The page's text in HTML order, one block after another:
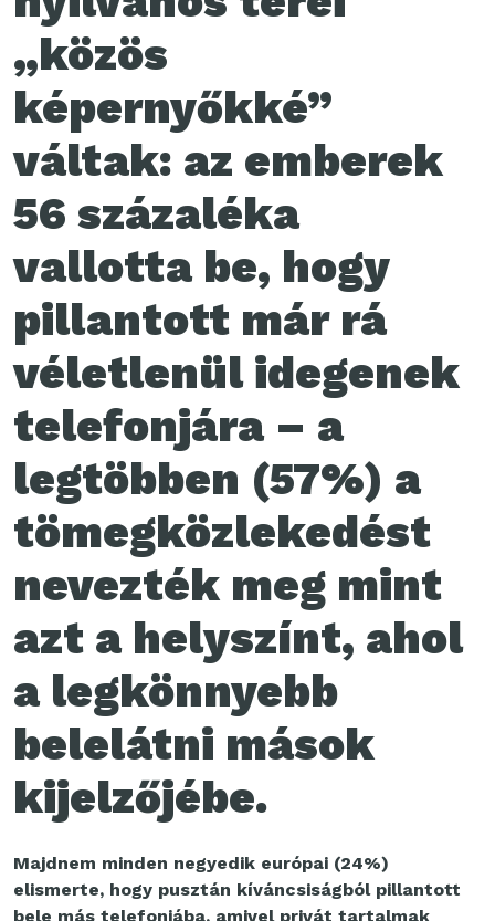
„közös
képernyőkké”
váltak: az emberek
56 százaléka
vallotta be, hogy
pillantott már rá
véletlenül idegenek
telefonjára – a
legtöbben (57%) a
tömegközlekedést
nevezték meg mint
azt a helyszínt, ahol
a legkönnyebb
belelátni mások
kijelzőjébe.
Majdnem minden negyedik európai (24%)
elismerte, hogy pusztán kíváncsiságból pillantott
bele más telefonjába, amivel privát tartalmak